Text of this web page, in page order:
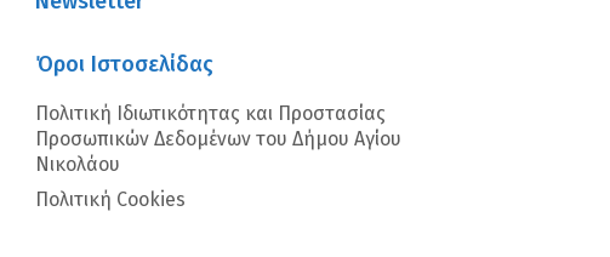
Όροι Ιστοσελίδας
Πολιτική Ιδιωτικότητας και Προστασίας
Προσωπικών Δεδομένων του Δήμου Αγίου
Νικολάου
Πολιτική Cookies